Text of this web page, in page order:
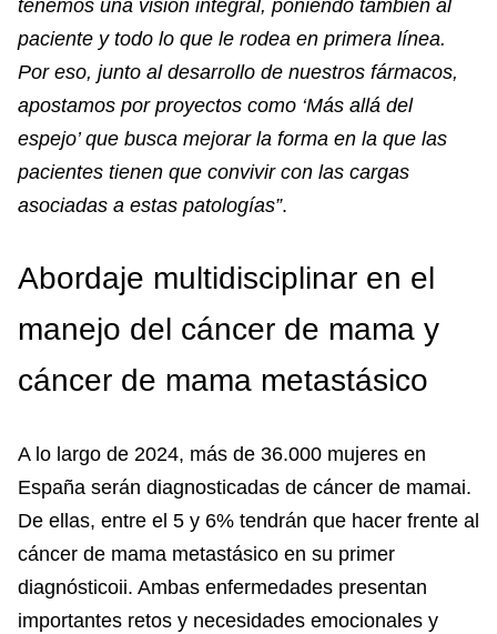
tenemos una visión integral, poniendo también al
paciente y todo lo que le rodea en primera línea.
Por eso, junto al desarrollo de nuestros fármacos,
apostamos por proyectos como ‘Más allá del
espejo’ que busca mejorar la forma en la que las
pacientes tienen que convivir con las cargas
asociadas a estas patologías”.
Abordaje multidisciplinar en el
manejo del cáncer de mama y
cáncer de mama metastásico
A lo largo de 2024, más de 36.000 mujeres en
España serán diagnosticadas de cáncer de mamai.
De ellas, entre el 5 y 6% tendrán que hacer frente al
cáncer de mama metastásico en su primer
diagnósticoii. Ambas enfermedades presentan
importantes retos y necesidades emocionales y